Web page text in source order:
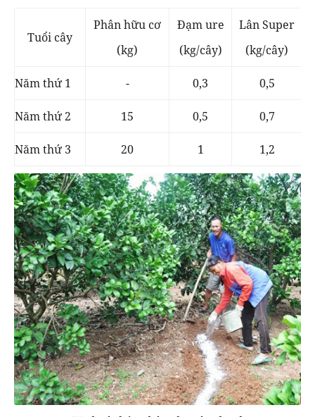
Tuổi cây
Phân hữu cơ
(kg)
Đạm ure
(kg/cây)
Lân Super
(kg/cây)
Năm thứ 1 - 0,3 0,5
Năm thứ 2 15 0,5 0,7
Năm thứ 3 20 1 1,2